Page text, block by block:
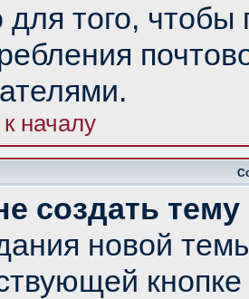
того, чтобы
началу
создать
новой